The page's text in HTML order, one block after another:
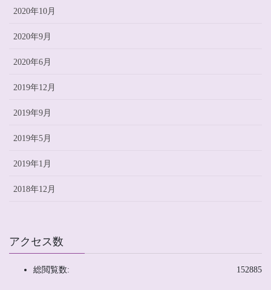
2020年10月
2020年9月
2020年6月
2019年12月
2019年9月
2019年5月
2019年1月
2018年12月
アクセス数
152885
総閲覧数: